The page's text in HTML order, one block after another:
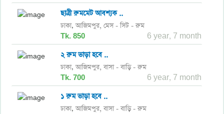
ছাত্রী রুমমেট আবশ্যক ..
ঢাকা,আজিমপুর, মেস - সিট - রুম
Tk. 850 6 year, 7 month
২ রুম ভাড়া হবে ..
ঢাকা,আজিমপুর, বাসা - বাড়ি - রুম
Tk. 700 6 year, 7 month
১ রুম ভাড়া হবে ..
ঢাকা,আজিমপুর, বাসা - বাড়ি - রুম